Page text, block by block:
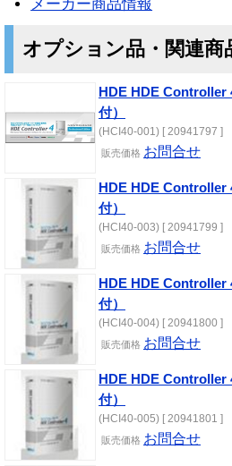
メーカー商品情報
オプション品・関連商
HDE HDE Controller
付）
(HCI40-001) [ 20941797 ]
販売価格 お問合せ
HDE HDE Controller
付）
(HCI40-003) [ 20941799 ]
販売価格 お問合せ
HDE HDE Controller
付）
(HCI40-004) [ 20941800 ]
販売価格 お問合せ
HDE HDE Controller
付）
(HCI40-005) [ 20941801 ]
販売価格 お問合せ